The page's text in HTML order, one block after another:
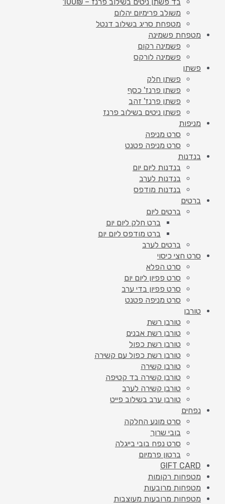
משולב פרימיום יהלום
מטפחת סריג בשילוב דנטל
מטפחת פשמינה
פשמינה רקום
פשמינה לורקס
פשתן
פשתן חלק
פשתן פרנז' כסף
פשתן פרנז' זהב
פשתן ניטים בשילוב פרנז
מניפות
סרט מניפה
סרט מניפה פטנט
בנדנות
בנדנות ליום יום
בנדנות לערב
בנדנות מודפס
ברטים
ברטים ליום
ברט חלק ליום יום
ברט מודפס ליום יום
ברטים לערב
סרט חצי כיסוי
סרט הפלא
סרט פפיון ליום יום
סרט פפיון בדי ערב
סרט מניפה פטנט
טורבן
טורבן רשת
טורבן רשת אבנים
טורבן רשת כפול
טורבן רשת כפול עם קשירה
טורבן קשירה
טורבן קשירה בד קטיפה
טורבן קשירה לערב
טורבן ערב בשילוב פייט
נפחים
סרט מונע החלקה
בובי שרוך
סרט נפח בובי בייגלה
ברטון פרמיום
GIFT CARD
מטפחות רקומות
מטפחות מרובעות
מטפחות מרובעות מעוצבות